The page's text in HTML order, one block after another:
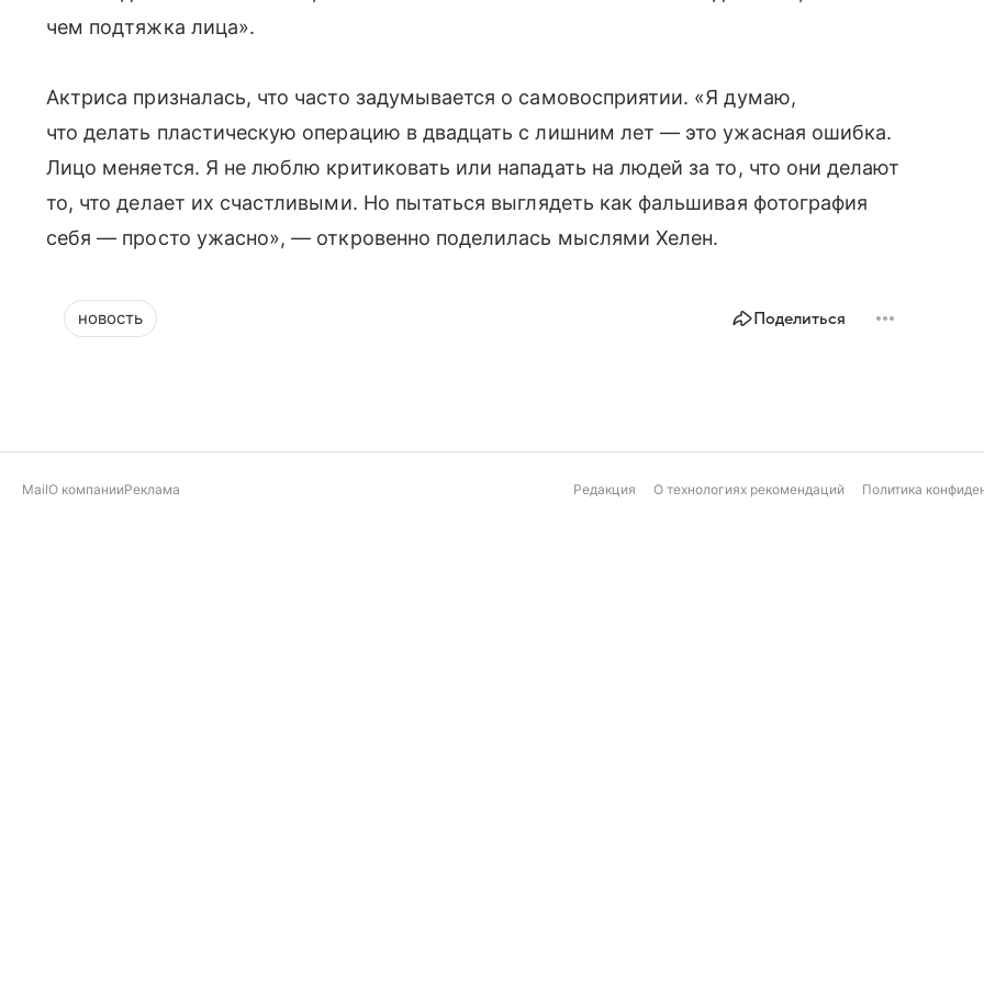
чем подтяжка лица».
Актриса призналась, что часто задумывается о самовосприятии. «Я думаю,
что делать пластическую операцию в двадцать с лишним лет — это ужасная ошибка.
Лицо меняется. Я не люблю критиковать или нападать на людей за то, что они делают
то, что делает их счастливыми. Но пытаться выглядеть как фальшивая фотография
себя — просто ужасно», — откровенно поделилась мыслями Хелен.
новость Поделиться
MailО компанииРеклама Редакция О технологиях рекомендаций Политика